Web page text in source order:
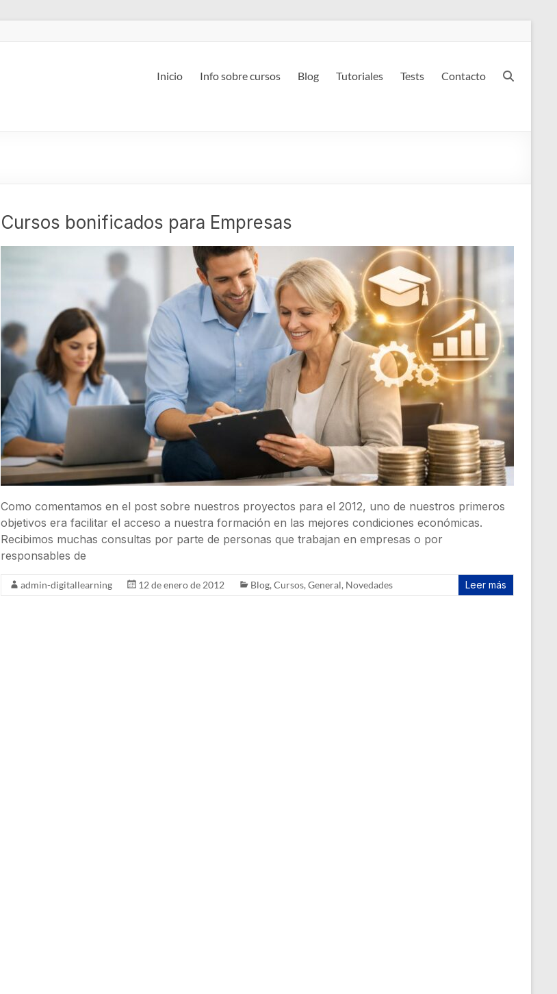
Inicio Info sobre cursos Blog Tutoriales Tests Contacto
Cursos bonificados para Empresas
Como comentamos en el post sobre nuestros proyectos para el 2012, uno de nuestros primeros
objetivos era facilitar el acceso a nuestra formación en las mejores condiciones económicas.
Recibimos muchas consultas por parte de personas que trabajan en empresas o por
responsables de
admin-digitallearning 12 de enero de 2012 Blog, Cursos, General, Novedades Leer más